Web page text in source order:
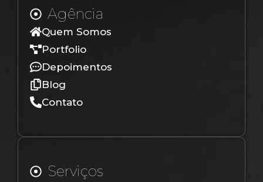
Agência
Quem Somos
Portfolio
Depoimentos
Blog
Contato
Serviços